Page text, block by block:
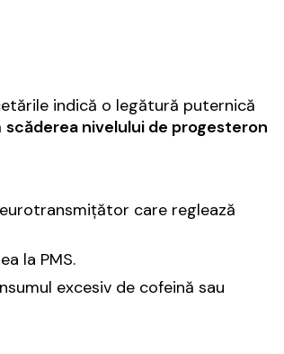
indică o legătură puternică
scăderea nivelului de progesteron
care reglează
la PMS.
excesiv de cofeină sau